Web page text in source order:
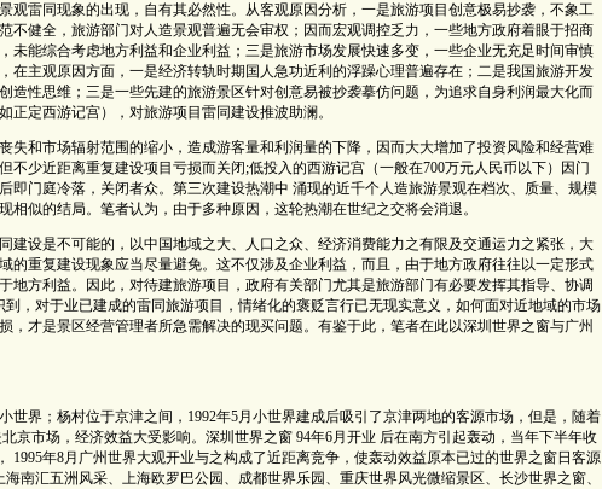
观雷同现象的出现，自有其必然性。从客观原因分析，一是旅游项目创意极易抄袭，不象工
不健全，旅游部门对人造景观普遍无会审权；因而宏观调控乏力，一些地方政府着眼于招商
未能综合考虑地方利益和企业利益；三是旅游市场发展快速多变，一些企业无充足时间审慎
在主观原因方面，一是经济转轨时期国人急功近利的浮躁心理普遍存在；二是我国旅游开发
造性思维；三是一些先建的旅游景区针对创意易被抄袭摹仿问题，为追求自身利润最大化而
定西游记宫），对旅游项目雷同建设推波助澜。
失和市场辐射范围的缩小，造成游客量和利润量的下降，因而大大增加了投资风险和经营难
不少近距离重复建设项目亏损而关闭;低投入的西游记宫（一般在700万元人民币以下）因门
即门庭冷落，关闭者众。第三次建设热潮中 涌现的近千个人造旅游景观在档次、质量、规模
似的结局。笔者认为，由于多种原因，这轮热潮在世纪之交将会消退。
建设是不可能的，以中国地域之大、人口之众、经济消费能力之有限及交通运力之紧张，大
的重复建设现象应当尽量避免。这不仅涉及企业利益，而且，由于地方政府往往以一定形式
地方利益。因此，对待建旅游项目，政府有关部门尤其是旅游部门有必要发挥其指导、协调
，对于业已建成的雷同旅游项目，情绪化的褒贬言行已无现实意义，如何面对近地域的市场
，才是景区经营管理者所急需解决的现买问题。有鉴于此，笔者在此以深圳世界之窗与广州
世界；杨村位于京津之间，1992年5月小世界建成后吸引了京津两地的客源市场，但是，随着
京市场，经济效益大受影响。深圳世界之窗 94年6月开业 后在南方引起轰动，当年下半年收
1995年8月广州世界大观开业与之构成了近距离竞争，使轰动效益原本已过的世界之窗日客源
南汇五洲风采、上海欧罗巴公园、成都世界乐园、重庆世界风光微缩景区、长沙世界之窗、